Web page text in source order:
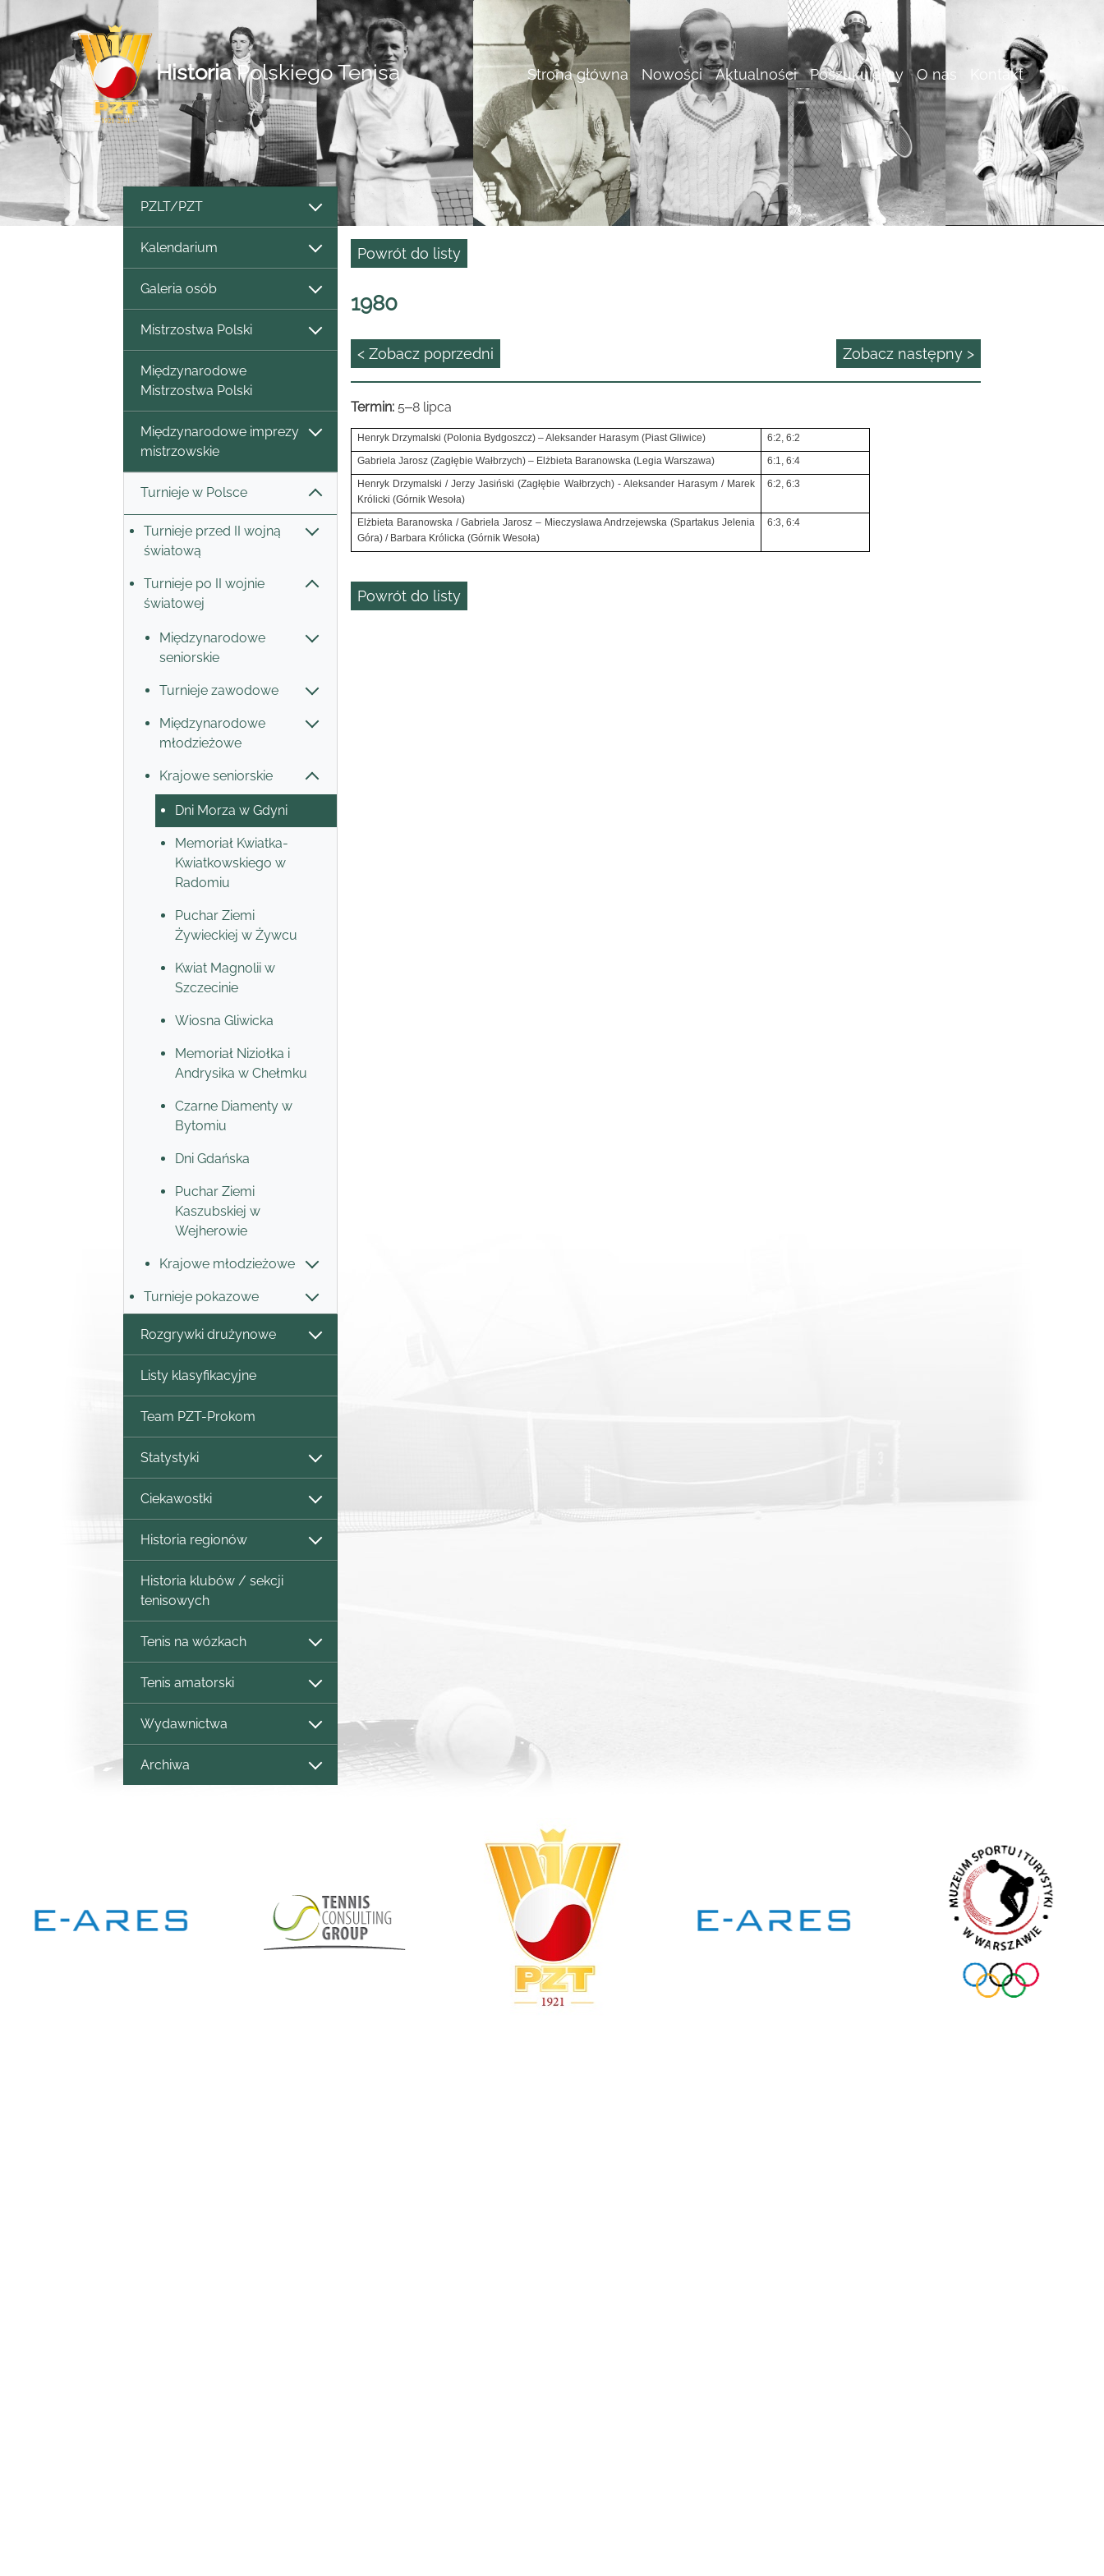
HistoriaPolskiego Tenisa Strona główna Nowości Aktualności Poszukujemy O nas Kontakt
PZLT/PZT
Kalendarium
Galeria osób
Mistrzostwa Polski
Międzynarodowe
Mistrzostwa Polski
Międzynarodowe imprezy
mistrzowskie
Turnieje w Polsce
Turnieje przed II wojną
światową
Turnieje po II wojnie
światowej
Międzynarodowe
seniorskie
Turnieje zawodowe
Międzynarodowe
młodzieżowe
Krajowe seniorskie
Dni Morza w Gdyni
Memoriał Kwiatka-
Kwiatkowskiego w
Radomiu
Puchar Ziemi
Żywieckiej w Żywcu
Kwiat Magnolii w
Szczecinie
Wiosna Gliwicka
Memoriał Niziołka i
Andrysika w Chełmku
Czarne Diamenty w
Bytomiu
Dni Gdańska
Puchar Ziemi
Kaszubskiej w
Wejherowie
Krajowe młodzieżowe
Turnieje pokazowe
Rozgrywki drużynowe
Listy klasyfikacyjne
Team PZT-Prokom
Statystyki
Ciekawostki
Historia regionów
Historia klubów / sekcji
tenisowych
Tenis na wózkach
Tenis amatorski
Wydawnictwa
Archiwa
Powrót do listy
1980
< Zobacz poprzedni Zobacz następny >
Termin: 5–8 lipca
Henryk Drzymalski (Polonia Bydgoszcz) – Aleksander Harasym (Piast Gliwice)
6:2, 6:2
Gabriela Jarosz (Zagłębie Wałbrzych) – Elżbieta Baranowska (Legia Warszawa)
6:1, 6:4
Henryk Drzymalski / Jerzy Jasiński (Zagłębie Wałbrzych) - Aleksander Harasym / Marek
Królicki (Górnik Wesoła)
6:2, 6:3
Elżbieta Baranowska / Gabriela Jarosz – Mieczysława Andrzejewska (Spartakus Jelenia
Góra) / Barbara Królicka (Górnik Wesoła)
6:3, 6:4
Powrót do listy